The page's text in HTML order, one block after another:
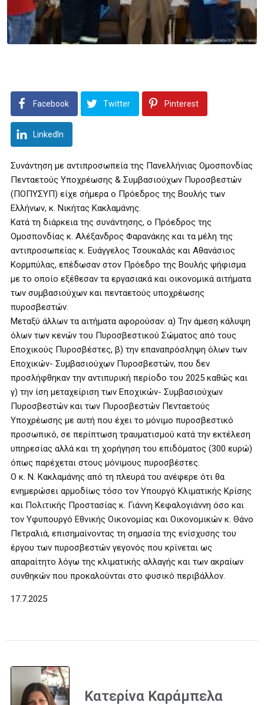
Facebook Twitter Pinterest
LinkedIn
Συνάντηση με αντιπροσωπεία της Πανελλήνιας Ομοσπονδίας
Πενταετούς Υποχρέωσης & Συμβασιούχων Πυροσβεστών
(ΠΟΠΥΣΥΠ) είχε σήμερα ο Πρόεδρος της Βουλής των
Ελλήνων, κ. Νικήτας Κακλαμάνης.
Κατά τη διάρκεια της συνάντησης, ο Πρόεδρος της
Ομοσπονδίας κ. Αλέξανδρος Φαρανάκης και τα μέλη της
αντιπροσωπείας κ. Ευάγγελος Τσουκαλάς και Αθανάσιος
Κορμπύλας, επέδωσαν στον Πρόεδρο της Βουλής ψήφισμα
με το οποίο εξέθεσαν τα εργασιακά και οικονομικά αιτήματα
των συμβασιούχων και πενταετούς υποχρέωσης
πυροσβεστών.
Μεταξύ άλλων τα αιτήματα αφορούσαν: α) Την άμεση κάλυψη
όλων των κενών του Πυροσβεστικού Σώματος από τους
Εποχικούς Πυροσβέστες, β) την επαναπρόσληψη όλων των
Εποχικών- Συμβασιούχων Πυροσβεστών, που δεν
προσλήφθηκαν την αντιπυρική περίοδο του 2025 καθώς και
γ) την ίση μεταχείριση των Εποχικών- Συμβασιούχων
Πυροσβεστών και των Πυροσβεστών Πενταετούς
Υποχρέωσης με αυτή που έχει το μόνιμο πυροσβεστικό
προσωπικό, σε περίπτωση τραυματισμού κατά την εκτέλεση
υπηρεσίας αλλά και τη χορήγηση του επιδόματος (300 ευρώ)
όπως παρέχεται στους μόνιμους πυροσβέστες.
Ο κ. Ν. Κακλαμάνης από τη πλευρά του ανέφερε ότι θα
ενημερώσει αρμοδίως τόσο τον Υπουργό Κλιματικής Κρίσης
και Πολιτικής Προστασίας κ. Γιάννη Κεφαλογιάννη όσο και
τον Υφυπουργό Εθνικής Οικονομίας και Οικονομικών κ. Θάνο
Πετραλιά, επισημαίνοντας τη σημασία της ενίσχυσης του
έργου των πυροσβεστών γεγονός που κρίνεται ως
απαραίτητο λόγω της κλιματικής αλλαγής και των ακραίων
συνθηκών που προκαλούνται στο φυσικό περιβάλλον.
17.7.2025
Κατερίνα Καράμπελα